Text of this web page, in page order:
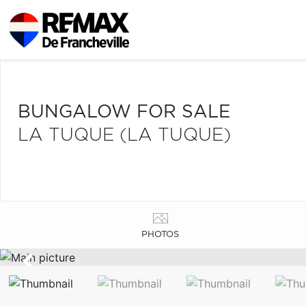
BUNGALOW FOR SALE
LA TUQUE (LA TUQUE)
PHOTOS